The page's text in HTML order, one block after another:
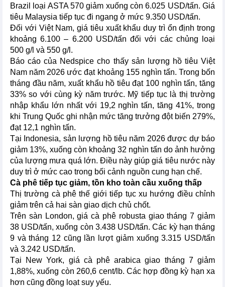
Brazil loại ASTA 570 giảm xuống còn 6.025 USD/tấn. Giá
tiêu Malaysia tiếp tục đi ngang ở mức 9.350 USD/tấn.
Đối với Việt Nam, giá tiêu xuất khẩu duy trì ổn định trong
khoảng 6.100 – 6.200 USD/tấn đối với các chủng loại
500 g/l và 550 g/l.
Báo cáo của Nedspice cho thấy sản lượng hồ tiêu Việt
Nam năm 2026 ước đạt khoảng 155 nghìn tấn. Trong bốn
tháng đầu năm, xuất khẩu hồ tiêu đạt 100 nghìn tấn, tăng
33% so với cùng kỳ năm trước. Mỹ tiếp tục là thị trường
nhập khẩu lớn nhất với 19,2 nghìn tấn, tăng 41%, trong
khi Trung Quốc ghi nhận mức tăng trưởng đột biến 279%,
đạt 12,1 nghìn tấn.
Tại Indonesia, sản lượng hồ tiêu năm 2026 được dự báo
giảm 13%, xuống còn khoảng 32 nghìn tấn do ảnh hưởng
của lượng mưa quá lớn. Điều này giúp giá tiêu nước này
duy trì ở mức cao trong bối cảnh nguồn cung hạn chế.
Cà phê tiếp tục giảm, tồn kho toàn cầu xuống thấp
Thị trường cà phê thế giới tiếp tục xu hướng điều chỉnh
giảm trên cả hai sàn giao dịch chủ chốt.
Trên sàn London, giá cà phê robusta giao tháng 7 giảm
38 USD/tấn, xuống còn 3.438 USD/tấn. Các kỳ hạn tháng
9 và tháng 12 cũng lần lượt giảm xuống 3.315 USD/tấn
và 3.242 USD/tấn.
Tại New York, giá cà phê arabica giao tháng 7 giảm
1,88%, xuống còn 260,6 cent/lb. Các hợp đồng kỳ hạn xa
hơn cũng đồng loạt suy yếu.